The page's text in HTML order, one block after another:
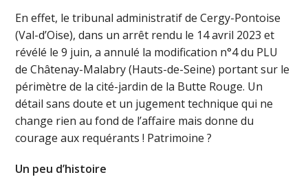
En effet, le tribunal administratif de Cergy-Pontoise
(Val-d’Oise), dans un arrêt rendu le 14 avril 2023 et
révélé le 9 juin, a annulé la modification n°4 du PLU
de Châtenay-Malabry (Hauts-de-Seine) portant sur le
périmètre de la cité-jardin de la Butte Rouge. Un
détail sans doute et un jugement technique qui ne
change rien au fond de l’affaire mais donne du
courage aux requérants ! Patrimoine ?
Un peu d’histoire